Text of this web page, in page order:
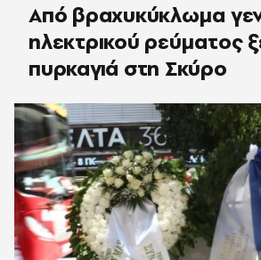
Από βραχυκύκλωμα
ηλεκτρικού ρεύματος
πυρκαγιά στη Σκύρο